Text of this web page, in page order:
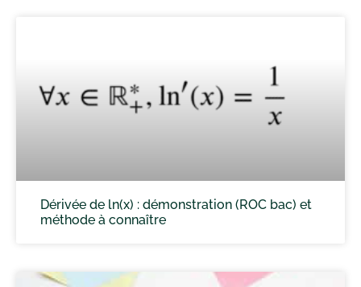
Dérivée de ln(x) : démonstration (ROC bac) et
méthode à connaître